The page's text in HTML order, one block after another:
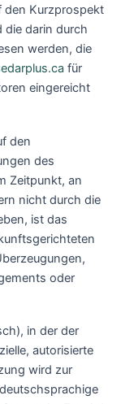
den Kurzprospekt
die darin durch
werden, die
für
eingereicht
den
des
Zeitpunkt, an
nicht durch die
ist das
oder
in der der
autorisierte
wird zur